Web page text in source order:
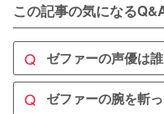
この記事の気になる
Q ゼファーの声優は
A
ゼファーを演じる声優は
Q ゼファーの腕を斬